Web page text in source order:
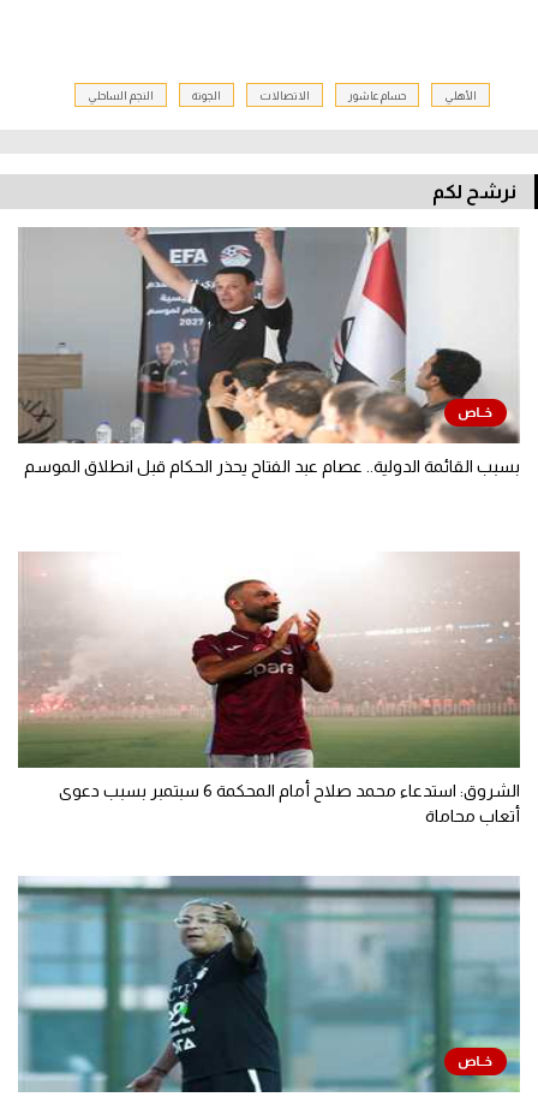
الأهلي حسام عاشور الاتصالات الجونة النجم الساحلي
نرشح لكم
بسبب القائمة الدولية.. عصام عبد الفتاح يحذر الحكام قبل انطلاق الموسم
الشروق: استدعاء محمد صلاح أمام المحكمة 6 سبتمبر بسبب دعوى
أتعاب محاماة